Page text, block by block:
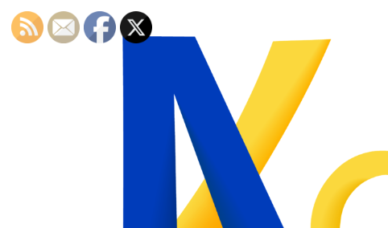
Lompat
ke
konten